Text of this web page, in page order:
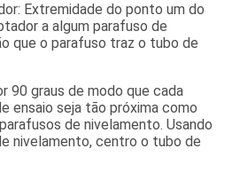
Extremidade do ponto um do
a algum parafuso de
que o parafuso traz o tubo de
90 graus de modo que cada
ensaio seja tão próxima como
de nivelamento. Usando
nivelamento, centro o tubo de